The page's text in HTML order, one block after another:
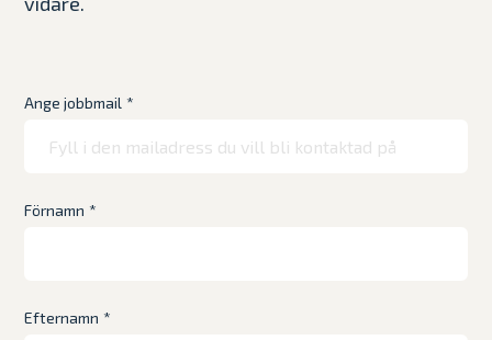
Ange jobbmail *
Förnamn *
Efternamn *